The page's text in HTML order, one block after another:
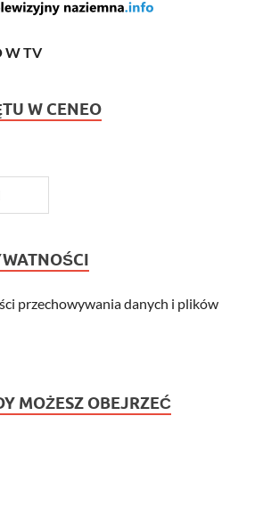
W TV
W CENEO
przechowywania danych i plików
MOŻESZ OBEJRZEĆ